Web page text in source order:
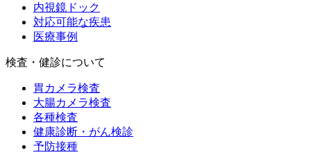
内視鏡ドック
対応可能な疾患
医療事例
検査・健診について
胃カメラ検査
大腸カメラ検査
各種検査
健康診断・がん検診
予防接種